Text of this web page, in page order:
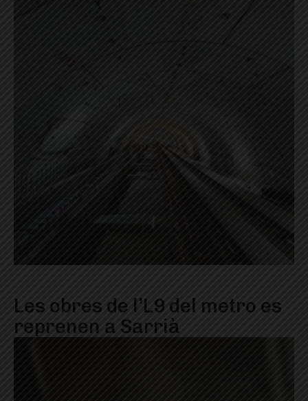
Les obres de l’L9 del metro es
reprenen a Sarrià